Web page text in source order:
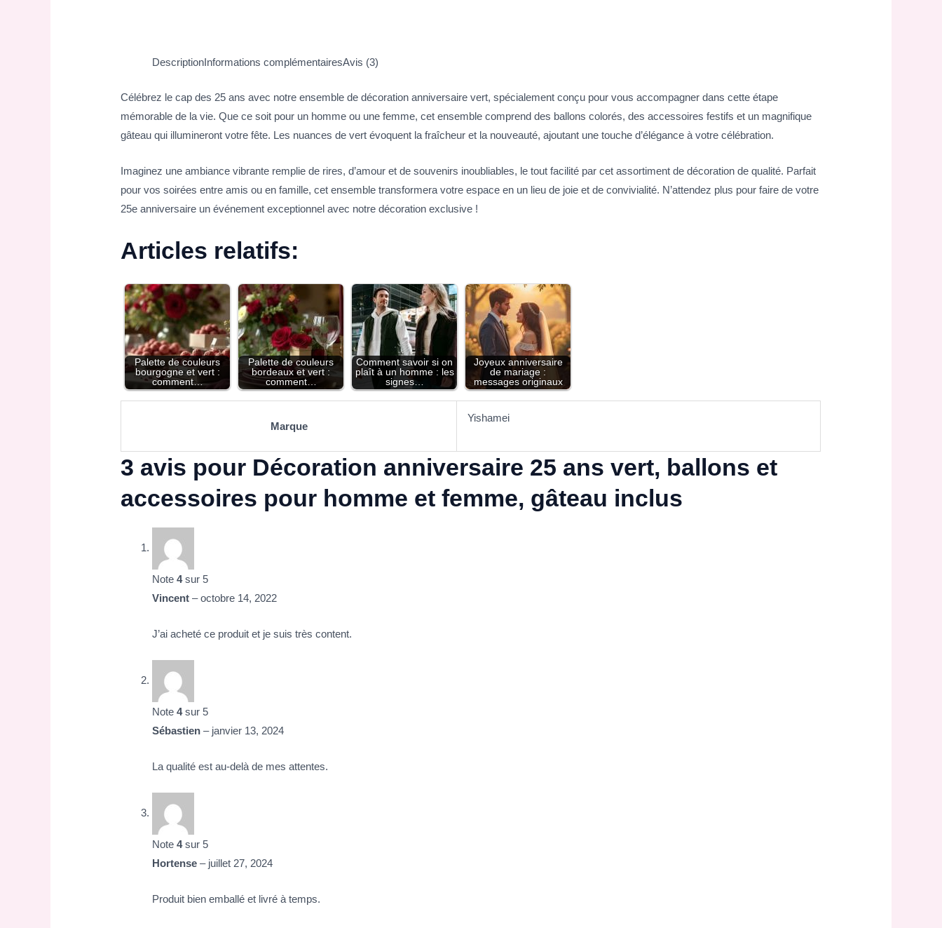
DescriptionInformations complémentairesAvis (3)
Célébrez le cap des 25 ans avec notre ensemble de décoration anniversaire vert, spécialement conçu pour vous accompagner dans cette étape
mémorable de la vie. Que ce soit pour un homme ou une femme, cet ensemble comprend des ballons colorés, des accessoires festifs et un magnifique
gâteau qui illumineront votre fête. Les nuances de vert évoquent la fraîcheur et la nouveauté, ajoutant une touche d’élégance à votre célébration.
Imaginez une ambiance vibrante remplie de rires, d’amour et de souvenirs inoubliables, le tout facilité par cet assortiment de décoration de qualité. Parfait
pour vos soirées entre amis ou en famille, cet ensemble transformera votre espace en un lieu de joie et de convivialité. N’attendez plus pour faire de votre
25e anniversaire un événement exceptionnel avec notre décoration exclusive !
Articles relatifs:
Palette de couleurs
bourgogne et vert :
comment…
Palette de couleurs
bordeaux et vert :
comment…
Comment savoir si on
plaît à un homme : les
signes…
Joyeux anniversaire
de mariage :
messages originaux
Marque
Yishamei
3 avis pour Décoration anniversaire 25 ans vert, ballons et
accessoires pour homme et femme, gâteau inclus
Note4sur 5
Vincent– octobre 14, 2022
J’ai acheté ce produit et je suis très content.
Note4sur 5
Sébastien– janvier 13, 2024
La qualité est au-delà de mes attentes.
Note4sur 5
Hortense– juillet 27, 2024
Produit bien emballé et livré à temps.